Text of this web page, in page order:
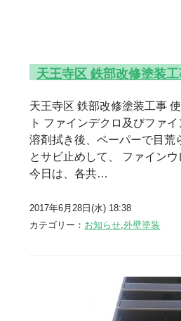
天王寺区 鉄部改修塗装
天王寺区 鉄部改修塗装工事
ト ファインデクロ及びファ
溶剤拭き後、ペーパーで目荒
とサビ止めして、 ファインウ
今日は、各共…
2017年6月28日(水) 18:38
カテゴリー： お知らせ,外壁塗装